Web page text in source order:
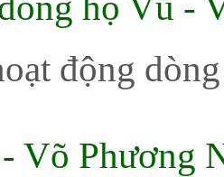
động
Phương